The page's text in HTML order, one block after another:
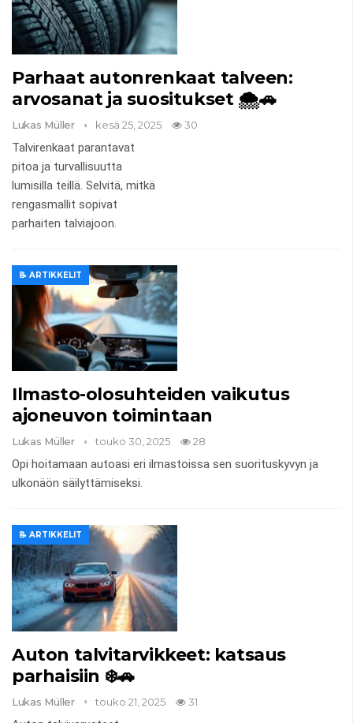
Parhaat autonrenkaat talveen:
arvosanat ja suositukset 🌨️🚗
Lukas Müller kesä 25, 2025 30
Talvirenkaat parantavat
pitoa ja turvallisuutta
lumisilla teillä. Selvitä, mitkä
rengasmallit sopivat
parhaiten talviajoon.
📝 ARTIKKELIT
Ilmasto-olosuhteiden vaikutus
ajoneuvon toimintaan
Lukas Müller touko 30, 2025 28
Opi hoitamaan autoasi eri ilmastoissa sen suorituskyvyn ja
ulkonäön säilyttämiseksi.
📝 ARTIKKELIT
Auton talvitarvikkeet: katsaus
parhaisiin ❄️🚗
Lukas Müller touko 21, 2025 31